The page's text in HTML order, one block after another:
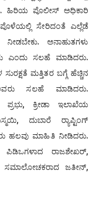
ಹಿರಿಯ ಪೊಲೀಸ್ ಅಧಿಕಾರಿ
ಸೇರಿದಂತೆ ಎಲ್ಲೆಡೆ
ನೀಡಬೇಕು. ಅನಾಹುತಗಳು
ಎಂದು ಸಲಹೆ ಮಾಡಿದರು.
ಮತ್ತಿತರ ಬಗ್ಗೆ ಹೆಚ್ಚಿನ
ಸಲಹೆ ಮಾಡಿದರು.
ಕ್ರೀಡಾ ಇಲಾಖೆಯ
ದುಬಾರೆ ರ‍್ಯಾಪ್ಟಿಂಗ್
ಹಲವು ಮಾಹಿತಿ ನೀಡಿದರು.
ಪಿಡಿಒಗಳಾದ ರಾಜಶೇಖರ್,
ಜತೀನ್,